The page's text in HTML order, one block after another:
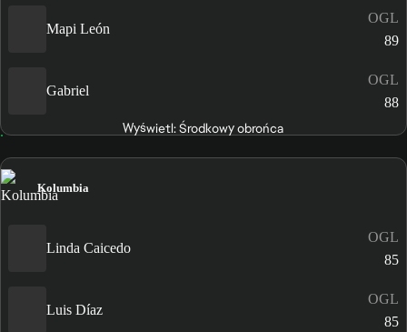
Mapi León
OGL
89
Gabriel
OGL
88
Wyświetl: Środkowy obrońca
Kolumbia
Linda Caicedo
OGL
85
Luis Díaz
OGL
85